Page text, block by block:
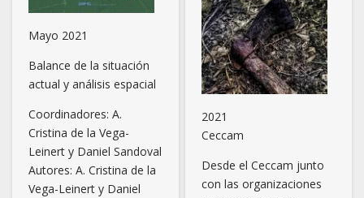
Mayo 2021
Balance de la situación
actual y análisis espacial
Coordinadores: A.
Cristina de la Vega-
Leinert y Daniel Sandoval
Autores: A. Cristina de la
Vega-Leinert y Daniel
2021
Ceccam
Desde el Ceccam junto
con las organizaciones